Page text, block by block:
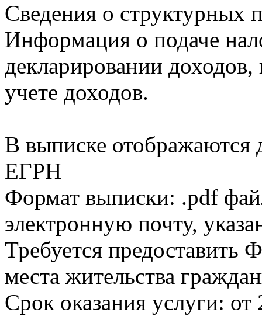
Сведения о структурных
Информация о подаче
декларировании доходов,
учете доходов.
В выписке
ЕГРН
Формат выписки: .pdf
электронную почту,
Требуется
места жительства
Срок оказания услуги: от